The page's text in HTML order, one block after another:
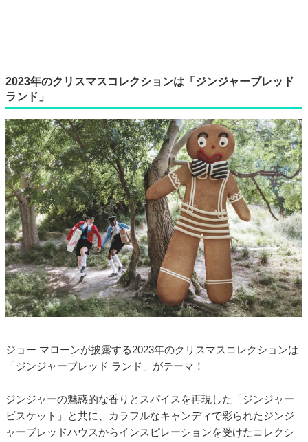
2023年のクリスマスコレクションは「ジンジャーブレッド
ランド」
ジョー マローンが披露する2023年のクリスマスコレクションは
「ジンジャーブレッド ランド」がテーマ！
ジンジャーの魅惑的な香りとスパイスを再現した「ジンジャー
ビスケット」と共に、カラフルなキャンディで彩られたジンジ
ャーブレッドハウスからインスピレーションを受けたコレクシ